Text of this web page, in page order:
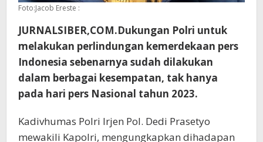
Foto:Jacob Ereste :
JURNALSIBER,COM.Dukungan Polri untuk
melakukan perlindungan kemerdekaan pers
Indonesia sebenarnya sudah dilakukan
dalam berbagai kesempatan, tak hanya
pada hari pers Nasional tahun 2023.
Kadivhumas Polri Irjen Pol. Dedi Prasetyo
mewakili Kapolri, mengungkapkan dihadapan